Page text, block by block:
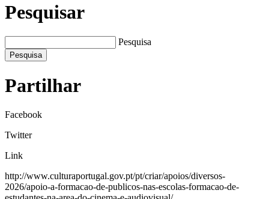
Pesquisar
Pesquisa
Pesquisa
Partilhar
Facebook
Twitter
Link
http://www.culturaportugal.gov.pt/pt/criar/apoios/diversos-
2026/apoio-a-formacao-de-publicos-nas-escolas-formacao-de-